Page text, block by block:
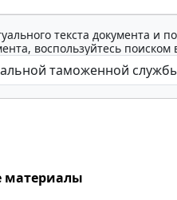
текста документа и
воспользуйтесь
материалы